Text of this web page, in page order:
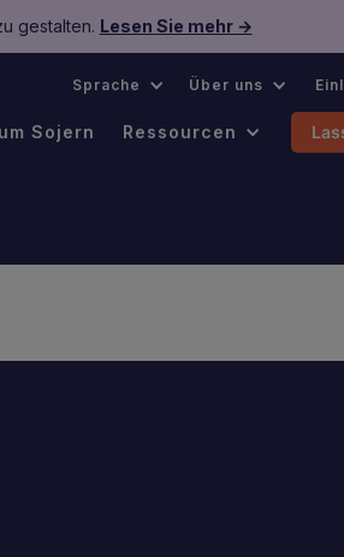
gestalten. Lesen Sie mehr →
Sprache Über uns
Sojern Ressourcen